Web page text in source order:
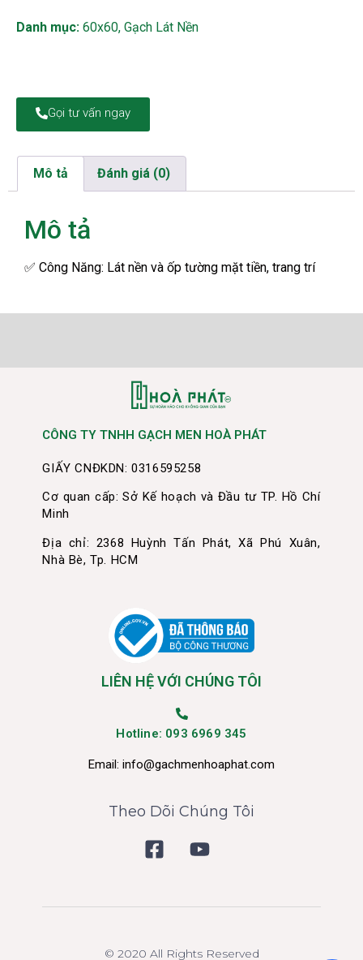
Danh mục: 60x60, Gạch Lát Nền
Gọi tư vấn ngay
Mô tả Đánh giá (0)
Mô tả
✅ Công Năng: Lát nền và ốp tường mặt tiền, trang trí
CÔNG TY TNHH GẠCH MEN HOÀ PHÁT
GIẤY CNĐKDN: 0316595258
Cơ quan cấp: Sở Kế hoạch và Đầu tư TP. Hồ Chí
Minh
Địa chỉ: 2368 Huỳnh Tấn Phát, Xã Phú Xuân,
Nhà Bè, Tp. HCM
LIÊN HỆ VỚI CHÚNG TÔI
Hotline: 093 6969 345
Email: info@gachmenhoaphat.com
Theo Dõi Chúng Tôi
© 2020 All Rights Reserved